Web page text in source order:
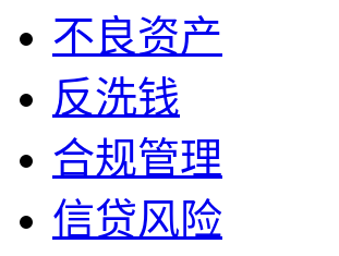
不良资产
反洗钱
合规管理
信贷风险